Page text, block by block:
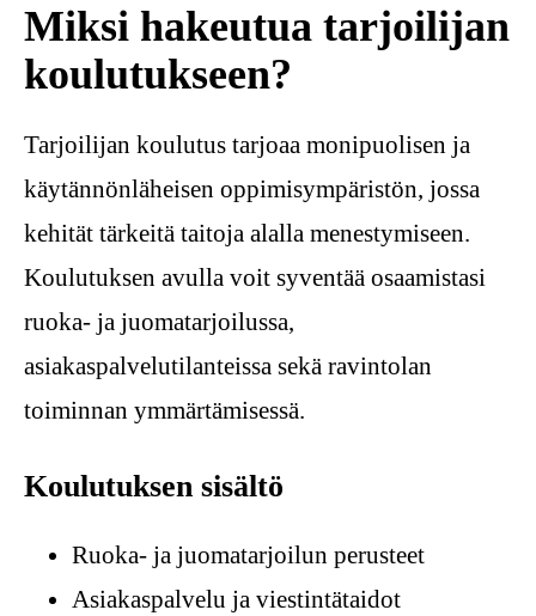
Miksi hakeutua tarjoilijan
koulutukseen?
Tarjoilijan koulutus tarjoaa monipuolisen ja
käytännönläheisen oppimisympäristön, jossa
kehität tärkeitä taitoja alalla menestymiseen.
Koulutuksen avulla voit syventää osaamistasi
ruoka- ja juomatarjoilussa,
asiakaspalvelutilanteissa sekä ravintolan
toiminnan ymmärtämisessä.
Koulutuksen sisältö
Ruoka- ja juomatarjoilun perusteet
Asiakaspalvelu ja viestintätaidot